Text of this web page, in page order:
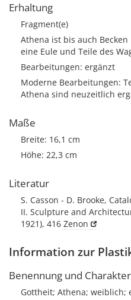
Erhaltung
Fragment(e)
Athena ist bis auch
eine Eule und Teile des
Bearbeitungen: ergänzt
Moderne Bearbeitungen:
Athena sind neuzeitlich
Maße
Breite: 16,1 cm
Höhe: 22,3 cm
Literatur
S. Casson - D. Brooke,
II. Sculpture and
1921), 416 Zenon
Information zur
Benennung und
Gottheit; Athena; weiblich;